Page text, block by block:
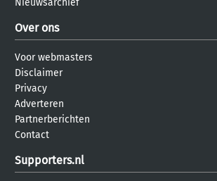
Nieuwsarchief
Over ons
Voor webmasters
Disclaimer
Privacy
Adverteren
Partnerberichten
Contact
Supporters.nl